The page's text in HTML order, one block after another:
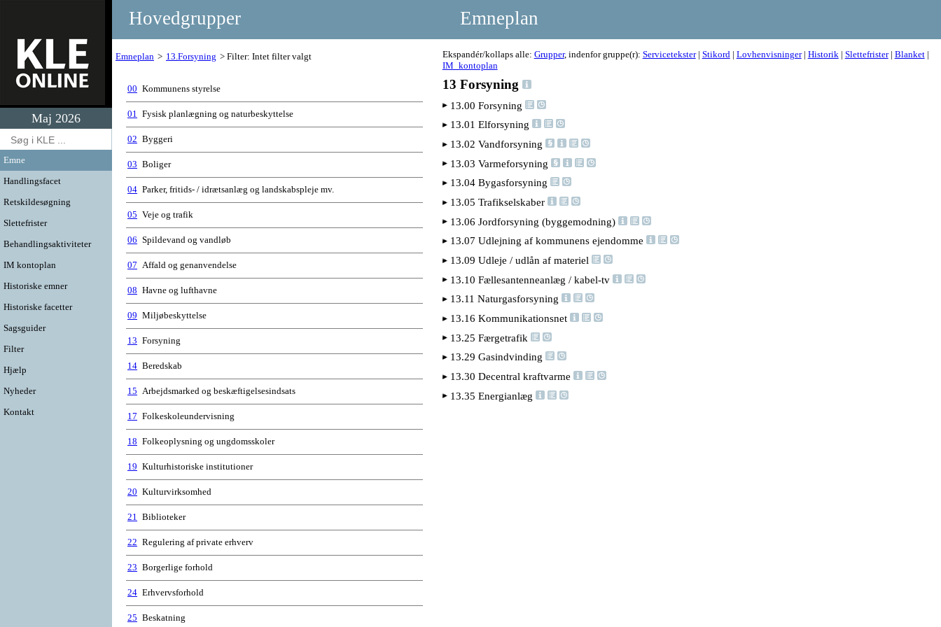
Maj 2026
Emne
Handlingsfacet
Retskildesøgning
Slettefrister
Behandlingsaktiviteter
IM kontoplan
Historiske emner
Historiske facetter
Sagsguider
Filter
Hjælp
Nyheder
Kontakt
Hovedgrupper Emneplan
Emneplan 13.Forsyning Filter: Intet filter valgt Ekspandér/kollaps alle: Grupper, indenfor gruppe(r): Servicetekster| Stikord| Lovhenvisninger| Historik| Slettefrister| Blanket|
IM_kontoplan
00 Kommunens styrelse
01 Fysisk planlægning og naturbeskyttelse
02 Byggeri
03 Boliger
04 Parker, fritids- / idrætsanlæg og landskabspleje mv.
05 Veje og trafik
06 Spildevand og vandløb
07 Affald og genanvendelse
08 Havne og lufthavne
09 Miljøbeskyttelse
13 Forsyning
14 Beredskab
15 Arbejdsmarked og beskæftigelsesindsats
17 Folkeskoleundervisning
18 Folkeoplysning og ungdomsskoler
19 Kulturhistoriske institutioner
20 Kulturvirksomhed
21 Biblioteker
22 Regulering af private erhverv
23 Borgerlige forhold
24 Erhvervsforhold
25 Beskatning
13 Forsyning
13.00 Forsyning
13.01 Elforsyning
13.02 Vandforsyning
13.03 Varmeforsyning
13.04 Bygasforsyning
13.05 Trafikselskaber
13.06 Jordforsyning (byggemodning)
13.07 Udlejning af kommunens ejendomme
13.09 Udleje / udlån af materiel
13.10 Fællesantenneanlæg / kabel-tv
13.11 Naturgasforsyning
13.16 Kommunikationsnet
13.25 Færgetrafik
13.29 Gasindvinding
13.30 Decentral kraftvarme
13.35 Energianlæg